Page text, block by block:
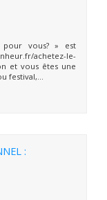
pour vous? » est
achetez-le-
et vous êtes une
festival,...
: